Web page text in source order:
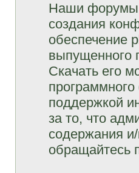
Наши форумы
создания
обеспечение
выпущенного
Скачать его
поддержкой
за то, что
содержания
обращайтесь